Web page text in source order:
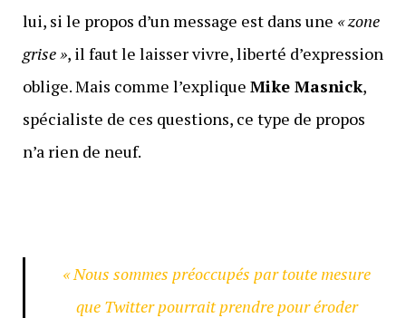
lui, si le propos d’un message est dans une « zone
grise », il faut le laisser vivre, liberté d’expression
oblige. Mais comme l’explique Mike Masnick,
spécialiste de ces questions, ce type de propos
n’a rien de neuf.
« Nous sommes préoccupés par toute mesure
que Twitter pourrait prendre pour éroder